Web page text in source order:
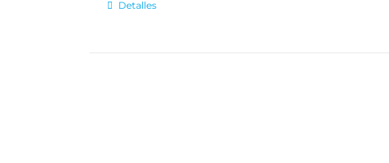
Detalles